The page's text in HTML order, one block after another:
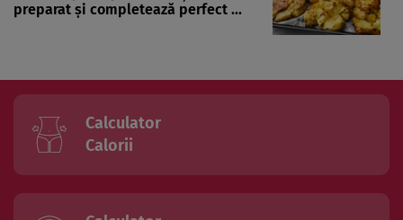
preparat și completează perfect ...
Calculator
Calorii